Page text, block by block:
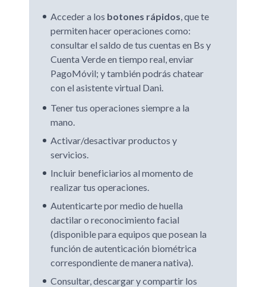
Acceder a los botones rápidos, que te
permiten hacer operaciones como:
consultar el saldo de tus cuentas en Bs y
Cuenta Verde en tiempo real, enviar
PagoMóvil; y también podrás chatear
con el asistente virtual Dani.
Tener tus operaciones siempre a la
mano.
Activar/desactivar productos y
servicios.
Incluir beneficiarios al momento de
realizar tus operaciones.
Autenticarte por medio de huella
dactilar o reconocimiento facial
(disponible para equipos que posean la
función de autenticación biométrica
correspondiente de manera nativa).
Consultar, descargar y compartir los